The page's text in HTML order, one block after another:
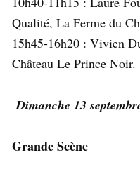
Qualité, La Ferme du
15h45-16h20 : Vivien
Château Le Prince Noir.
Dimanche 13
Grande Scène